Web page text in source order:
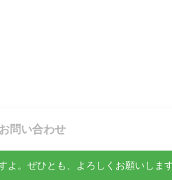
お問い合わせ
。ぜひとも、よろしくお願いします